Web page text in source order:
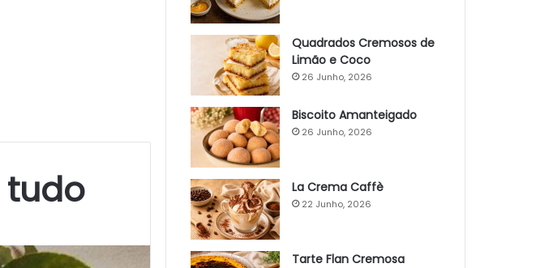
tudo
Quadrados Cremosos de
Limão e Coco
26 Junho, 2026
Biscoito Amanteigado
26 Junho, 2026
La Crema Caffè
22 Junho, 2026
Tarte Flan Cremosa